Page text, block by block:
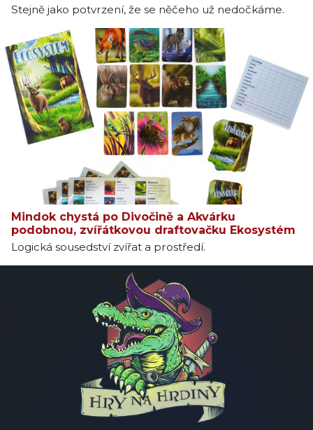
Stejně jako potvrzení, že se něčeho už nedočkáme.
Mindok chystá po Divočině a Akvárku
podobnou, zvířátkovou draftovačku Ekosystém
Logická sousedství zvířat a prostředí.